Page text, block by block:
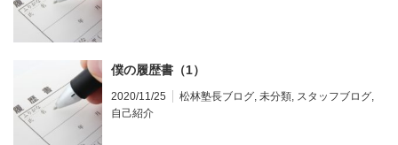
僕の履歴書（1）
2020/11/25 松林塾長ブログ, 未分類, スタッフブログ,
自己紹介